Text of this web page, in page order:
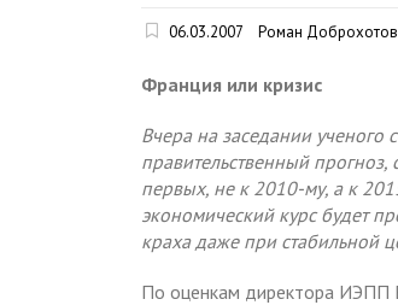
06.03.2007 Роман Доброхотов
Франция или кризис
Вчера на заседании ученого
правительственный
первых, не к 2010-му, а к
экономический курс будет
краха даже при стабильной
По оценкам директора ИЭПП